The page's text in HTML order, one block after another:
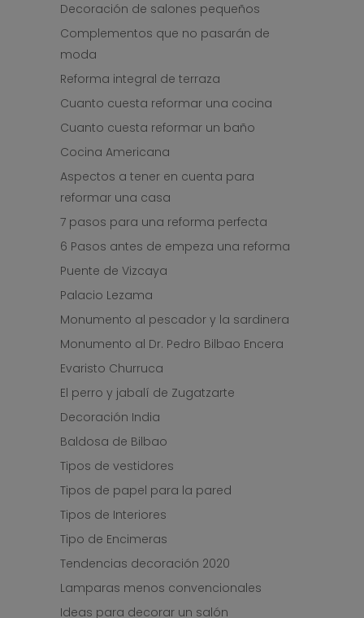
Decoración de salones pequeños
Complementos que no pasarán de
moda
Reforma integral de terraza
Cuanto cuesta reformar una cocina
Cuanto cuesta reformar un baño
Cocina Americana
Aspectos a tener en cuenta para
reformar una casa
7 pasos para una reforma perfecta
6 Pasos antes de empeza una reforma
Puente de Vizcaya
Palacio Lezama
Monumento al pescador y la sardinera
Monumento al Dr. Pedro Bilbao Encera
Evaristo Churruca
El perro y jabalí de Zugatzarte
Decoración India
Baldosa de Bilbao
Tipos de vestidores
Tipos de papel para la pared
Tipos de Interiores
Tipo de Encimeras
Tendencias decoración 2020
Lamparas menos convencionales
Ideas para decorar un salón